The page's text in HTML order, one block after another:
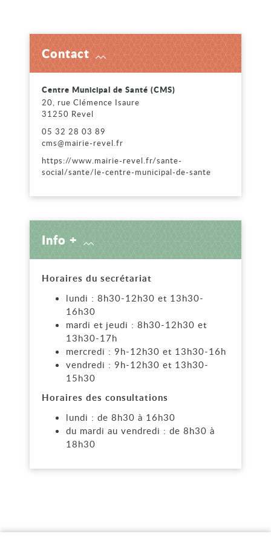
Contact
Centre Municipal de Santé (CMS)
20, rue Clémence Isaure
31250 Revel
05 32 28 03 89
cms@mairie-revel.fr
https://www.mairie-revel.fr/sante-
social/sante/le-centre-municipal-de-sante
Info +
Horaires du secrétariat
lundi : 8h30-12h30 et 13h30-
16h30
mardi et jeudi : 8h30-12h30 et
13h30-17h
mercredi : 9h-12h30 et 13h30-16h
vendredi : 9h-12h30 et 13h30-
15h30
Horaires des consultations
lundi : de 8h30 à 16h30
du mardi au vendredi : de 8h30 à
18h30